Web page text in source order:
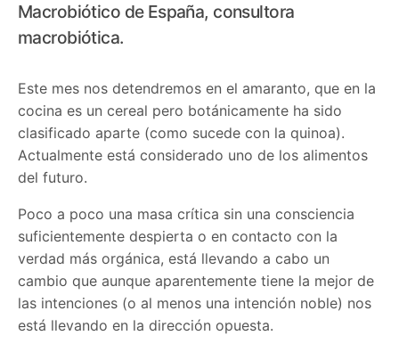
Macrobiótico de España, consultora
macrobiótica.
Este mes nos detendremos en el amaranto, que en la
cocina es un cereal pero botánicamente ha sido
clasificado aparte (como sucede con la quinoa).
Actualmente está considerado uno de los alimentos
del futuro.
Poco a poco una masa crítica sin una consciencia
suficientemente despierta o en contacto con la
verdad más orgánica, está llevando a cabo un
cambio que aunque aparentemente tiene la mejor de
las intenciones (o al menos una intención noble) nos
está llevando en la dirección opuesta.